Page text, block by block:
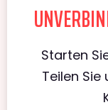
Starten
Teilen